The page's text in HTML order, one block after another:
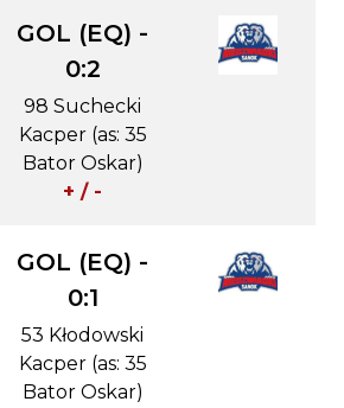
GOL (EQ) -
0:2
98 Suchecki
Kacper (as: 35
Bator Oskar)
+ / -
GOL (EQ) -
0:1
53 Kłodowski
Kacper (as: 35
Bator Oskar)